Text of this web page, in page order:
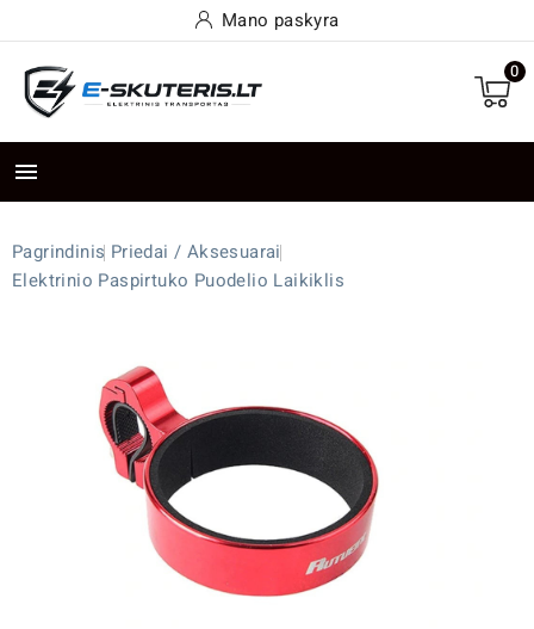
Mano paskyra
0

Pagrindinis Priedai / Aksesuarai
Elektrinio Paspirtuko Puodelio Laikiklis